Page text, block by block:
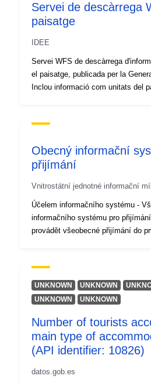
Servei de descàrrega
paisatge
IDEE
Servei WFS de descàrrega
el paisatge, publicada per la
Inclou informació com unitats del
Obecný informační
přijímání
Vnitrostátní jednotné informační
Účelem informačního systému -
informačního systému pro
provádět všeobecné přijímání do
UNKNOWN UNKNOWN
UNKNOWN
UNKNOWN
Number of tourists
main type of
(API identifier: 10826)
datos.gob.es